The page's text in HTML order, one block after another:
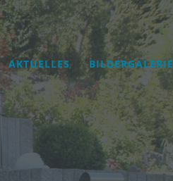
AKTUELLES BILDERGALERIE